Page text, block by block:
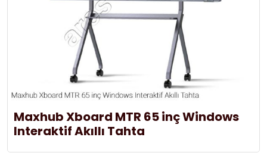
Maxhub Xboard MTR 65 inç Windows
Interaktif Akıllı Tahta